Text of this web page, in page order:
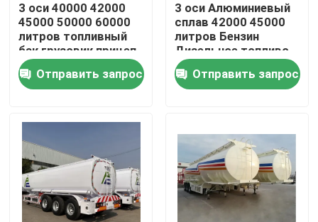
Проверка качества
Контакт США
Спросите цитату
Подержанные самосвалы
Используемые тележки Tipper
3 оси 40000 42000
45000 50000 60000
литров топливный
бак грузовик прицеп
бензин бензин
дизельное топливо
топливный бак
Отправить запрос
3 оси Алюминиевый
сплав 42000 45000
литров Бензин
Дизельное топливо
топливное
танкерные прицепы
Отправить запрос